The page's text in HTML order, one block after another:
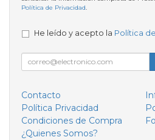
Política de Privacidad.
He leído y acepto la Política
Contacto
Política Privacidad
Condiciones de Compra
¿Quienes Somos?